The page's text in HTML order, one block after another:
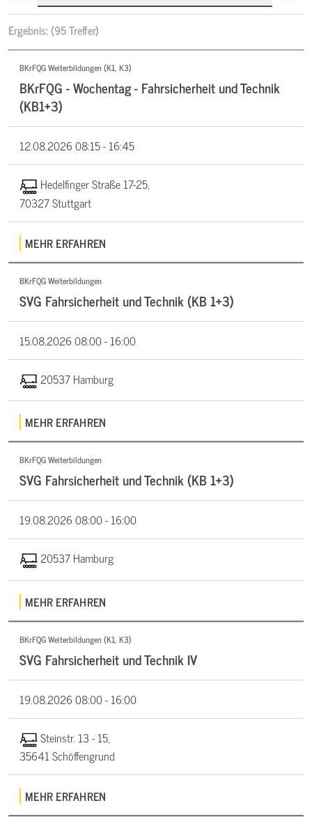
Ergebnis:(95 Treffer)
BKrFQG Weiterbildungen (K1, K3)
BKrFQG - Wochentag - Fahrsicherheit und Technik
(KB1+3)
12.08.202608:15 - 16:45
Hedelfinger Straße 17-25,
70327 Stuttgart
MEHR ERFAHREN
BKrFQG Weiterbildungen
SVG Fahrsicherheit und Technik (KB 1+3)
15.08.202608:00 - 16:00
20537 Hamburg
MEHR ERFAHREN
BKrFQG Weiterbildungen
SVG Fahrsicherheit und Technik (KB 1+3)
19.08.202608:00 - 16:00
20537 Hamburg
MEHR ERFAHREN
BKrFQG Weiterbildungen (K1, K3)
SVG Fahrsicherheit und Technik IV
19.08.202608:00 - 16:00
Steinstr. 13 - 15,
35641 Schöffengrund
MEHR ERFAHREN